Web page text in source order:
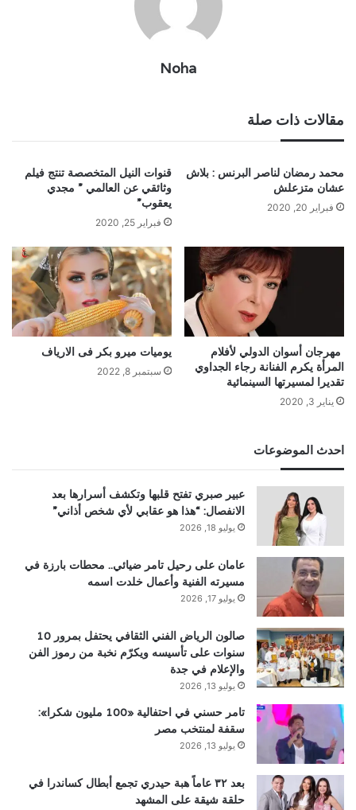
Noha
مقالات ذات صلة
محمد رمضان لناصر البرنس : بلاش
عشان متزعلش
فبراير 20, 2020
قنوات النيل المتخصصة تنتج فيلم
وثائقي عن العالمي ” مجدي
يعقوب”
فبراير 25, 2020
مهرجان أسوان الدولي لأفلام
المرأة يكرم الفنانة رجاء الجداوي
تقديرا لمسيرتها السينمائية
يناير 3, 2020
يوميات ميرو بكر فى الارياف
سبتمبر 8, 2022
احدث الموضوعات
عبير صبري تفتح قلبها وتكشف أسرارها بعد
الانفصال: “هذا هو عقابي لأي شخص أذاني”
يوليو 18, 2026
عامان على رحيل تامر ضيائي.. محطات بارزة في
مسيرته الفنية وأعمال خلدت اسمه
يوليو 17, 2026
صالون الرياض الفني الثقافي يحتفل بمرور 10
سنوات على تأسيسه ويكرّم نخبة من رموز الفن
والإعلام في جدة
يوليو 13, 2026
تامر حسني في احتفالية «100 مليون شكرا»:
سقفة لمنتخب مصر
يوليو 13, 2026
بعد ٣٢ عاماً هبة حيدري تجمع أبطال كساندرا في
حلقة شيقة على المشهد